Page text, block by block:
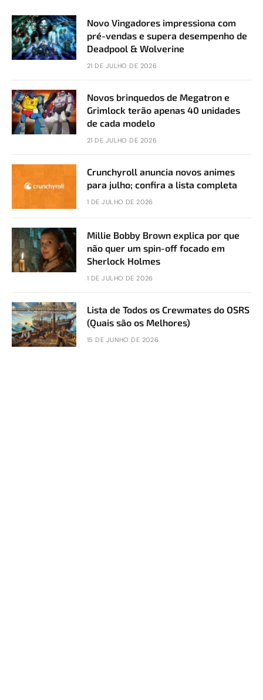
Novo Vingadores impressiona com
pré-vendas e supera desempenho de
Deadpool & Wolverine
21 DE JULHO DE 2026
Novos brinquedos de Megatron e
Grimlock terão apenas 40 unidades
de cada modelo
21 DE JULHO DE 2026
Crunchyroll anuncia novos animes
para julho; confira a lista completa
1 DE JULHO DE 2026
Millie Bobby Brown explica por que
não quer um spin-off focado em
Sherlock Holmes
1 DE JULHO DE 2026
Lista de Todos os Crewmates do OSRS
(Quais são os Melhores)
15 DE JUNHO DE 2026